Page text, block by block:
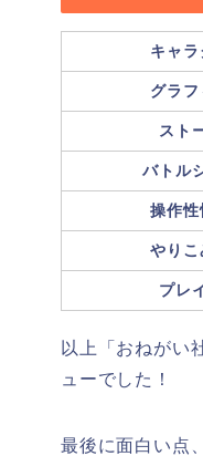
キャ
グラフ
スト
バトル
操作性
やりこ
プレ
以上「おねがい
ューでした！
最後に面白い点